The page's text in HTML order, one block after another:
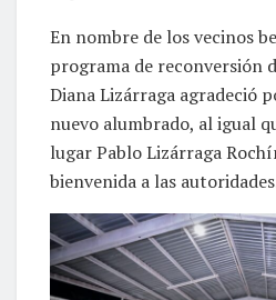
En nombre de los vecinos
programa de reconversión
Diana Lizárraga agradeció
nuevo alumbrado, al igual
lugar Pablo Lizárraga
bienvenida a las